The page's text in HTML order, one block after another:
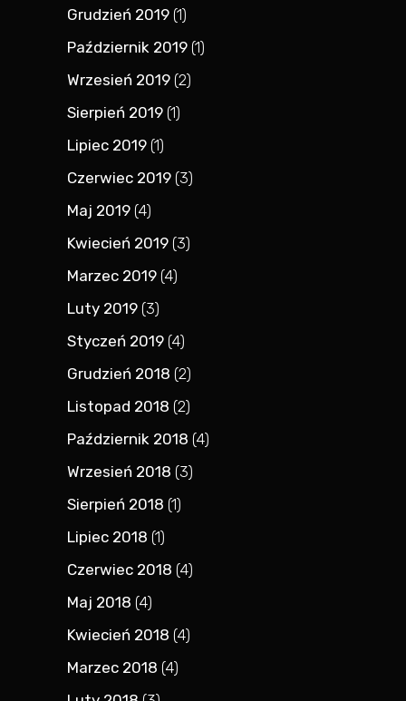
Grudzień 2019 (1)
Październik 2019 (1)
Wrzesień 2019 (2)
Sierpień 2019 (1)
Lipiec 2019 (1)
Czerwiec 2019 (3)
Maj 2019 (4)
Kwiecień 2019 (3)
Marzec 2019 (4)
Luty 2019 (3)
Styczeń 2019 (4)
Grudzień 2018 (2)
Listopad 2018 (2)
Październik 2018 (4)
Wrzesień 2018 (3)
Sierpień 2018 (1)
Lipiec 2018 (1)
Czerwiec 2018 (4)
Maj 2018 (4)
Kwiecień 2018 (4)
Marzec 2018 (4)